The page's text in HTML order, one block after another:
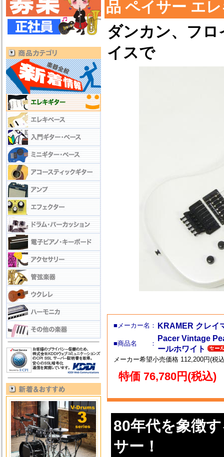
品 ペイサー エ
ダンカン、フ
イスで
■メーカー名： KRAMER クレイ
■商品名 ：
Pacer Vintage
ールホワイト
メーカー希望小売価格 112,200円(税
特価 76,780円(税込)
80年代を象徴
サー！